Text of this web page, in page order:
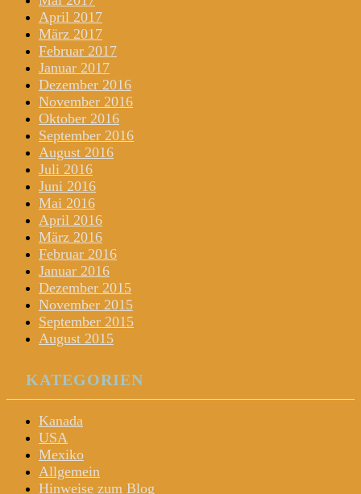
April 2017
März 2017
Februar 2017
Januar 2017
Dezember 2016
November 2016
Oktober 2016
September 2016
August 2016
Juli 2016
Juni 2016
Mai 2016
April 2016
März 2016
Februar 2016
Januar 2016
Dezember 2015
November 2015
September 2015
August 2015
KATEGORIEN
Kanada
USA
Mexiko
Allgemein
Hinweise zum Blog